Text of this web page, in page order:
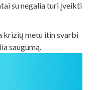
su negalia turi įveikti
krizių metu itin svarbi
saugumą.